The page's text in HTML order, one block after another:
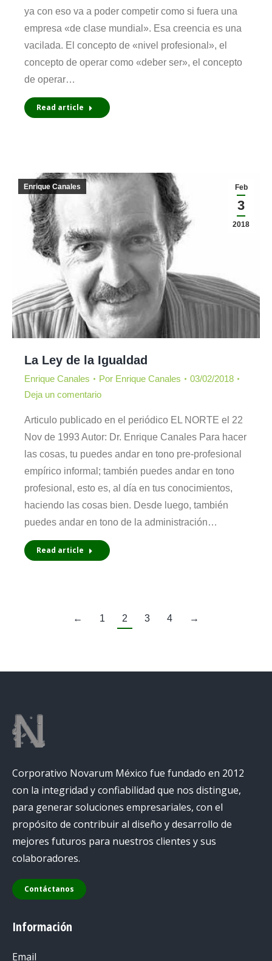
ya con eso va a poder competir como si fuera una
empresa «de clase mundial». Esa creencia es una
vaci­lada. El concepto de «nivel profesional», el
concepto de operar como «deber ser», el concepto
de operar…
Read article
Feb
3
2018
Enrique Canales
La Ley de la Igualdad
Enrique Canales Por Enrique Canales
03/02/2018
Deja un comentario
Articulo publicado en el periódico EL NORTE el 22
Nov de 1993 Autor: Dr. Enrique Canales Para hacer
las cosas, tu puedes andar en tono pre-profesional
empírico informal; también puedes andar en tono
profesional, esto es, al día en tus conocimientos,
haciendo las cosas bien. Desde luego, también
puedes andar en tono de la administración…
Read article
← 1 2 3 4 →
Corporativo Novarum México fue fundado en 2012
con la integridad y confiabilidad que nos distingue,
para generar soluciones empresariales, con el
propósito de contribuir al diseño y desarrollo de
mejores futuros para nuestros clientes y sus
colaboradores.
Contáctanos
Información
Email